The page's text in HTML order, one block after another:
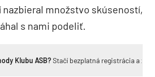
množstvo skúseností,
s nami podeliť.
Klubu ASB?Stačí bezplatná registrácia a